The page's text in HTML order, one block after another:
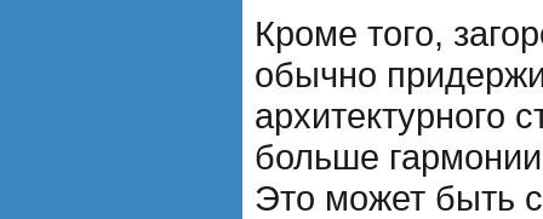
Кроме того,
обычно
архитектурного
больше
Это может быть